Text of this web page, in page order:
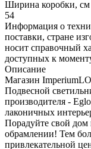
Ширина коробки, см
54
Информация о
поставки, стране
носит справочный
доступных к
Описание
Магазин
Подвесной
производителя -
лаконичных
Порадуйте свой
обрамлении! Тем
привлекательной